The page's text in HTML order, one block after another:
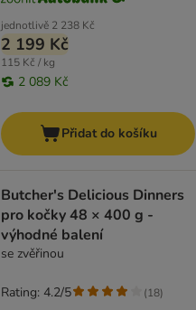
jednotlivě 2 238 Kč
2 199 Kč
115 Kč / kg
2 089 Kč
Přidat do košíku
Butcher's Delicious Dinners
pro kočky 48 × 400 g -
výhodné balení
se zvěřinou
Rating: 4.2/5 (18)